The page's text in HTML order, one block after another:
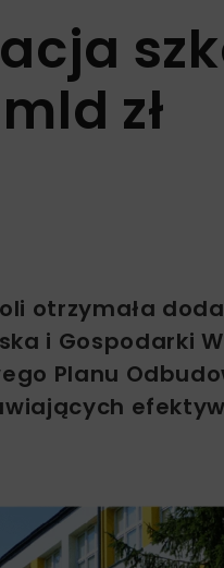
zł
otrzymała
i Gospodarki
Planu